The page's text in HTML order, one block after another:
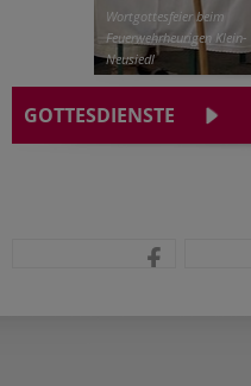
Wortgottesfeier beim
Feuerwehrheurigen Klein-
Neusiedl
GOTTESDIENSTE